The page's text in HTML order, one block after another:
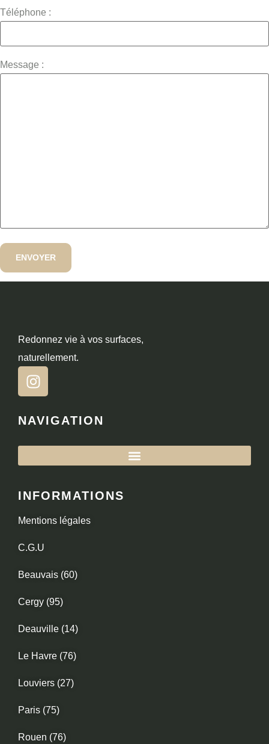
Téléphone :
Message :
Redonnez vie à vos surfaces,
naturellement.
NAVIGATION
INFORMATIONS
Mentions légales
C.G.U
Beauvais (60)
Cergy (95)
Deauville (14)
Le Havre (76)
Louviers (27)
Paris (75)
Rouen (76)